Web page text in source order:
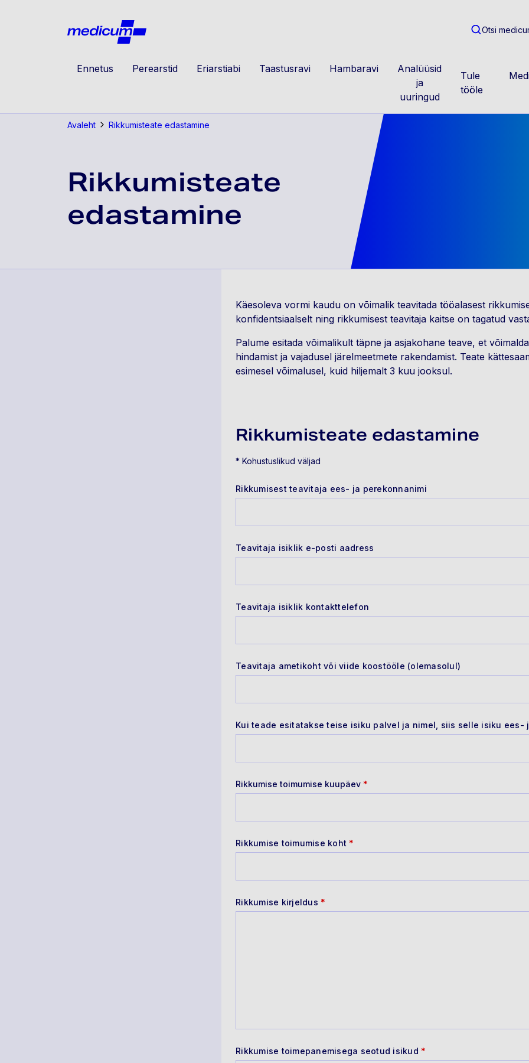
Medicum Otsi
Ennetus Perearstid Eriarstiabi Taastusravi Hambaravi
Analüüsid
ja
uuringud
Tule
tööle
Avaleht Rikkumisteate edastamine
Rikkumisteate
edastamine
Käesoleva vormi kaudu on võimalik teavitada tööalasest
konfidentsiaalselt ning rikkumisest teavitaja kaitse on tagatud
Palume esitada võimalikult täpne ja asjakohane teave, et
hindamist ja vajadusel järelmeetmete rakendamist. Teate
esimesel võimalusel, kuid hiljemalt 3 kuu jooksul.
Rikkumisteate edastamine
* Kohustuslikud väljad
Rikkumisest teavitaja ees- ja perekonnanimi
Teavitaja isiklik e-posti aadress
Teavitaja isiklik kontakttelefon
Teavitaja ametikoht või viide koostööle (olemasolul)
Kui teade esitatakse teise isiku palvel ja nimel, siis selle isiku ees-
Rikkumise toimumise kuupäev *
Rikkumise toimumise koht *
Rikkumise kirjeldus *
Rikkumise toimepanemisega seotud isikud *